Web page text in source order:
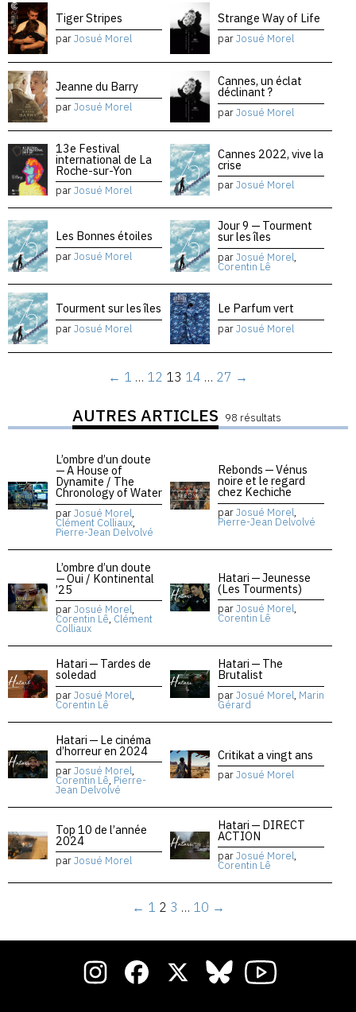
Tiger Stripes
parJosué Morel
Strange Way of Life
parJosué Morel
Jeanne du Barry
parJosué Morel
Cannes, un éclat
déclinant ?
parJosué Morel
13e Festival
international de La
Roche-sur-Yon
parJosué Morel
Cannes 2022, vive la
crise
parJosué Morel
Les Bonnes étoiles
parJosué Morel
Jour 9 — Tourment
sur les îles
parJosué Morel,
Corentin Lê
Tourment sur les îles
parJosué Morel
Le Parfum vert
parJosué Morel
← 1 … 12 13 14 … 27 →
AUTRES ARTICLES 98 résultats
L’ombre d’un doute
— A House of
Dynamite / The
Chronology of Water
parJosué Morel,
Clément Colliaux,
Pierre-Jean Delvolvé
Rebonds — Vénus
noire et le regard
chez Kechiche
parJosué Morel,
Pierre-Jean Delvolvé
L’ombre d’un doute
— Oui / Kontinental
’25
parJosué Morel,
Corentin Lê, Clément
Colliaux
Hatari — Jeunesse
(Les Tourments)
parJosué Morel,
Corentin Lê
Hatari — Tardes de
soledad
parJosué Morel,
Corentin Lê
Hatari — The
Brutalist
parJosué Morel, Marin
Gérard
Hatari — Le cinéma
d’horreur en 2024
parJosué Morel,
Corentin Lê, Pierre-
Jean Delvolvé
Critikat a vingt ans
parJosué Morel
Top 10 de l’année
2024
parJosué Morel
Hatari — DIRECT
ACTION
parJosué Morel,
Corentin Lê
← 1 2 3 … 10 →